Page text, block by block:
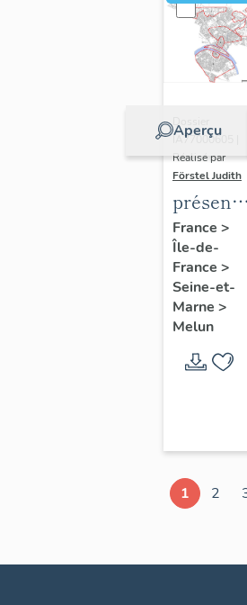
Aperçu
IA77000605 |
Réalisé par
Förstel Judith
de
l'étude
du
de
Melun
France >
Île-de-
France >
Seine-et-
Marne >
Melun
1 2